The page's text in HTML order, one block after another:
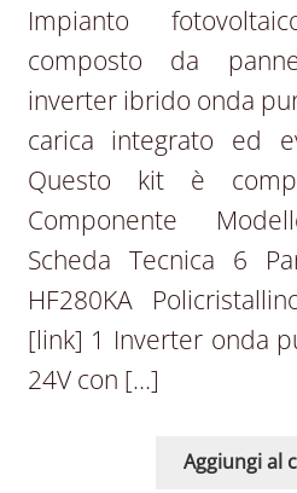
Impianto
composto da
inverter ibrido onda
carica integrato ed
Questo kit è
Componente
Scheda Tecnica 6
HF280KA
[link] 1 Inverter onda
24V con […]
Aggiungi al